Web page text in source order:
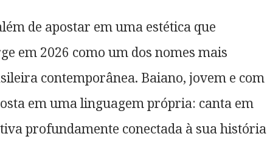
de apostar em uma estética que
em 2026 como um dos nomes mais
contemporânea. Baiano, jovem e com
em uma linguagem própria: canta em
profundamente conectada à sua história